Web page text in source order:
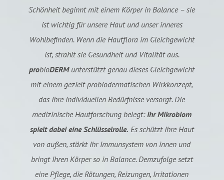
Schönheit beginnt mit einem Körper in Balance – sie
ist wichtig für unsere Haut und unser inneres
Wohlbefinden. Wenn die Hautflora im Gleichgewicht
ist, strahlt sie Gesundheit und Vitalität aus.
probioDERMunterstützt genau dieses Gleichgewicht
mit einem gezielt probiodermatischen Wirkkonzept,
das Ihre individuellen Bedürfnisse versorgt. Die
medizinische Hautforschung belegt:Ihr Mikrobiom
spielt dabei eine Schlüsselrolle. Es schützt Ihre Haut
von außen, stärkt Ihr Immunsystem von innen und
bringt Ihren Körper so in Balance. Demzufolge setzt
eine Pflege, die Rötungen, Reizungen, Irritationen